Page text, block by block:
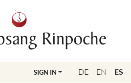
DE EN ES
SIGN IN